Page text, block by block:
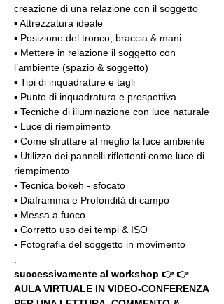
creazione di una relazione con il soggetto
▪️ Attrezzatura ideale
▪️ Posizione del tronco, braccia & mani
▪️ Mettere in relazione il soggetto con
l’ambiente (spazio & soggetto)
▪️ Tipi di inquadrature e tagli
▪️ Punto di inquadratura e prospettiva
▪️ Tecniche di illuminazione con luce naturale
▪️ Luce di riempimento
▪️ Come sfruttare al meglio la luce ambiente
▪️ Utilizzo dei pannelli riflettenti come luce di
riempimento
▪️ Tecnica bokeh - sfocato
▪️ Diaframma e Profondità di campo
▪️ Messa a fuoco
▪️ Corretto uso dei tempi & ISO
▪️ Fotografia del soggetto in movimento
successivamente al workshop 👉 👉
AULA VIRTUALE IN VIDEO-CONFERENZA